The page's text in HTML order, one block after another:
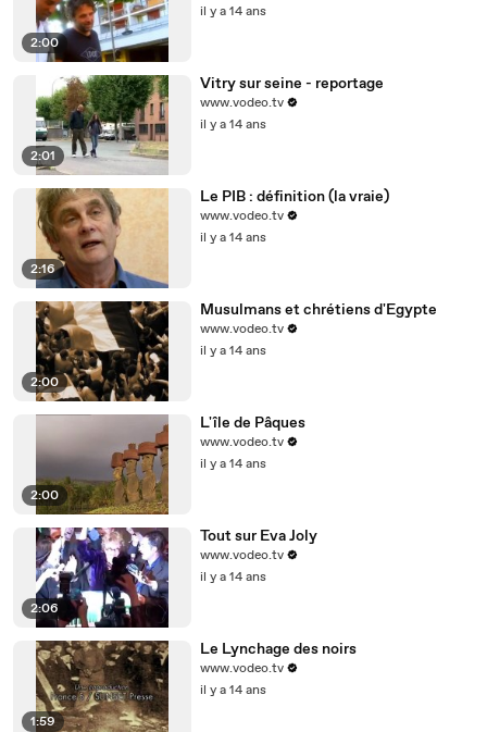
2:00
il y a 14 ans
2:01
Vitry sur seine - reportage
www.vodeo.tv
il y a 14 ans
2:16
Le PIB : définition (la vraie)
www.vodeo.tv
il y a 14 ans
2:00
Musulmans et chrétiens d'Egypte
www.vodeo.tv
il y a 14 ans
2:00
L'île de Pâques
www.vodeo.tv
il y a 14 ans
2:06
Tout sur Eva Joly
www.vodeo.tv
il y a 14 ans
1:59
Le Lynchage des noirs
www.vodeo.tv
il y a 14 ans